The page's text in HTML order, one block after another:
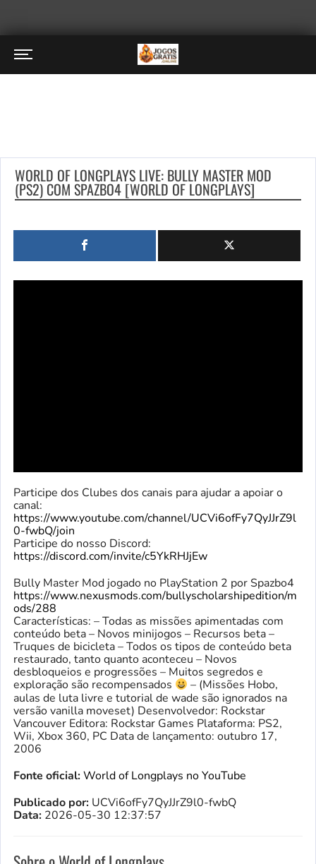
WORLD OF LONGPLAYS LIVE: BULLY MASTER MOD
(PS2) COM SPAZBO4 [WORLD OF LONGPLAYS]
Participe dos Clubes dos canais para ajudar a apoiar o
canal:
https://www.youtube.com/channel/UCVi6ofFy7QyJJrZ9l
0-fwbQ/join
Participe do nosso Discord:
https://discord.com/invite/c5YkRHJjEw
Bully Master Mod jogado no PlayStation 2 por Spazbo4
https://www.nexusmods.com/bullyscholarshipedition/m
ods/288
Características: – Todas as missões apimentadas com
conteúdo beta – Novos minijogos – Recursos beta –
Truques de bicicleta – Todos os tipos de conteúdo beta
restaurado, tanto quanto aconteceu – Novos
desbloqueios e progressões – Muitos segredos e
exploração são recompensados
– (Missões Hobo,
aulas de luta livre e tutorial de wade são ignorados na
versão vanilla moveset) Desenvolvedor: Rockstar
Vancouver Editora: Rockstar Games Plataforma: PS2,
Wii, Xbox 360, PC Data de lançamento: outubro 17,
2006
Fonte oficial:World of Longplays no YouTube
Publicado por: UCVi6ofFy7QyJJrZ9l0-fwbQ
Data: 2026-05-30 12:37:57